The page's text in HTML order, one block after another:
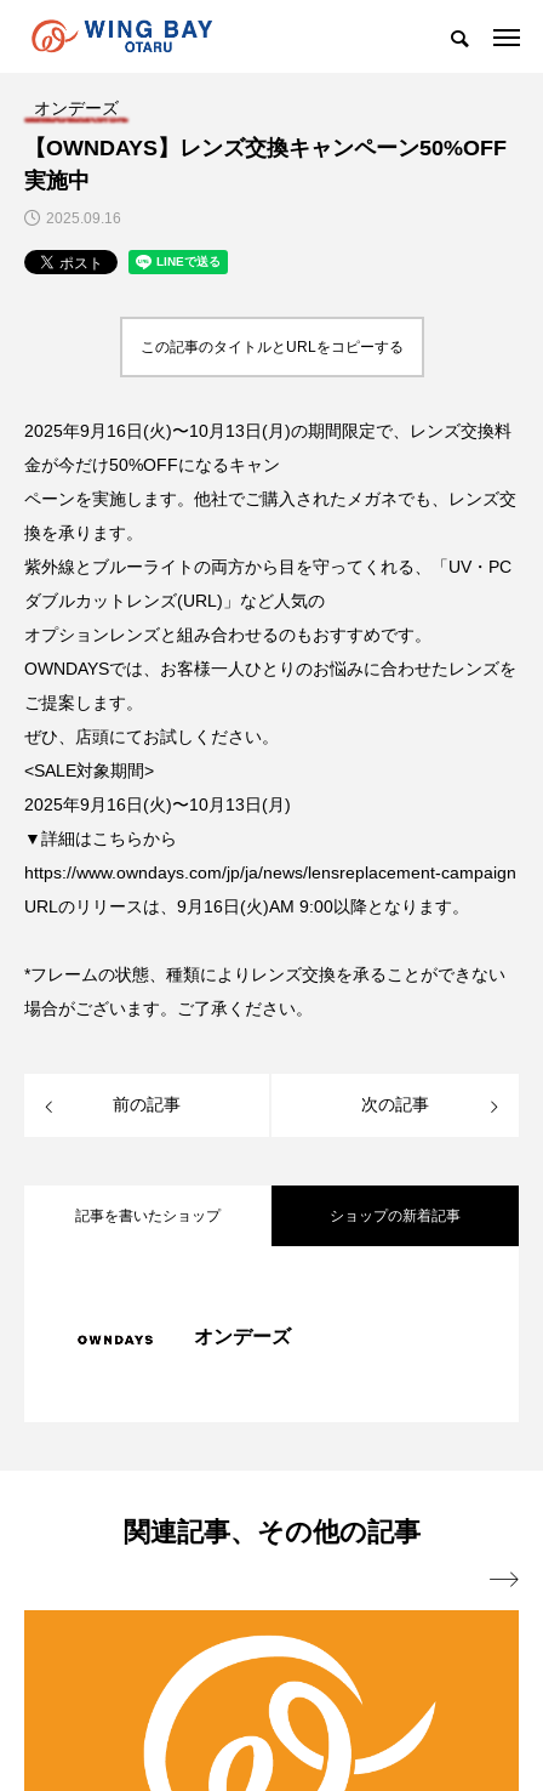
オンデーズ
【OWNDAYS】レンズ交換キャンペーン50%OFF
実施中
2025.09.16
この記事のタイトルとURLをコピーする
2025年9月16日(火)〜10月13日(月)の期間限定で、レンズ交換料
金が今だけ50%OFFになるキャン
ペーンを実施します。他社でご購入されたメガネでも、レンズ交
換を承ります。
紫外線とブルーライトの両方から目を守ってくれる、「UV・PC
ダブルカットレンズ(URL)」など人気の
オプションレンズと組み合わせるのもおすすめです。
OWNDAYSでは、お客様一人ひとりのお悩みに合わせたレンズを
ご提案します。
ぜひ、店頭にてお試しください。
<SALE対象期間>
2025年9月16日(火)〜10月13日(月)
▼詳細はこちらから
https://www.owndays.com/jp/ja/news/lensreplacement-campaign
URLのリリースは、9月16日(火)AM 9:00以降となります。
*フレームの状態、種類によりレンズ交換を承ることができない
場合がございます。ご了承ください。
前の記事 次の記事
記事を書いたショップ ショップの新着記事
オンデーズ
ート!第1弾はUV&ブ ルーライトカットレ
ンズが10%OFF
ート!みんなで買うともっとお得に。
2026.07.10 【OWNDAYS】最大50%OFF!「オンデー
ズサマーSALE」開催
【OWNDAYS】最大50%OFF! 「夏の大感
謝SALE」スタート!
『OWNDAYS×FREAK’S STORE』紫外線
関連記事、その他の記事
